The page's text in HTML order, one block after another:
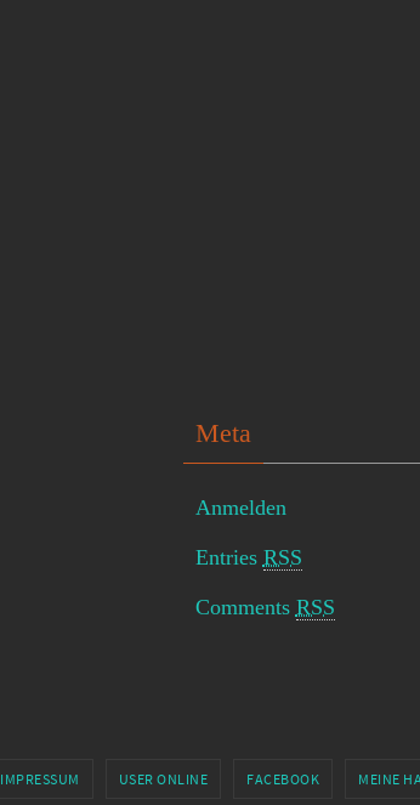
Meta
Anmelden
Entries RSS
Comments RSS
IMPRESSUM USER ONLINE FACEBOOK MEINE